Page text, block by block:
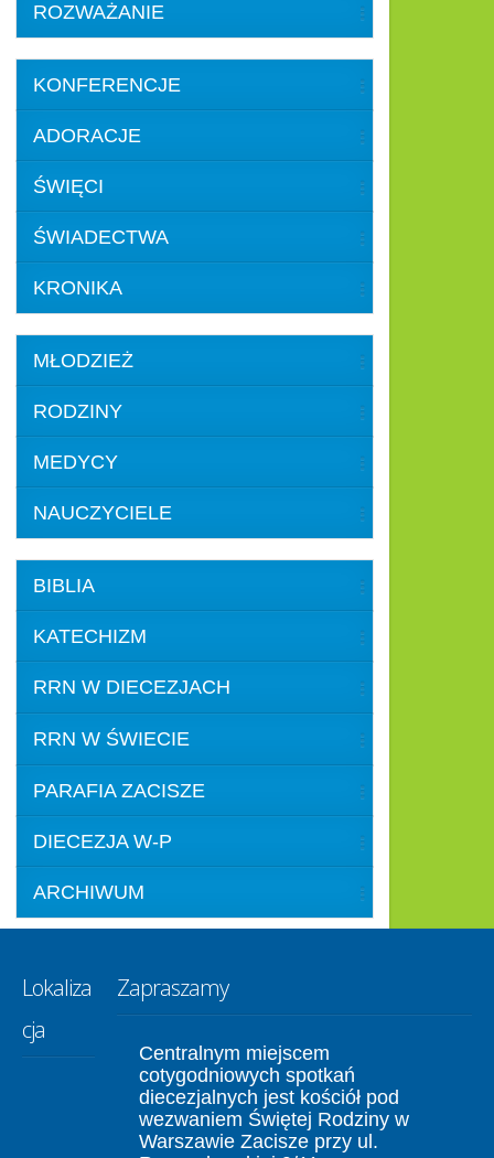
ROZWAŻANIE
KONFERENCJE
ADORACJE
ŚWIĘCI
ŚWIADECTWA
KRONIKA
MŁODZIEŻ
RODZINY
MEDYCY
NAUCZYCIELE
BIBLIA
KATECHIZM
RRN W DIECEZJACH
RRN W ŚWIECIE
PARAFIA ZACISZE
DIECEZJA W-P
ARCHIWUM
Lokaliza
cja
Zapraszamy
Centralnym miejscem
cotygodniowych spotkań
diecezjalnych jest kościół pod
wezwaniem Świętej Rodziny w
Warszawie Zacisze przy ul.